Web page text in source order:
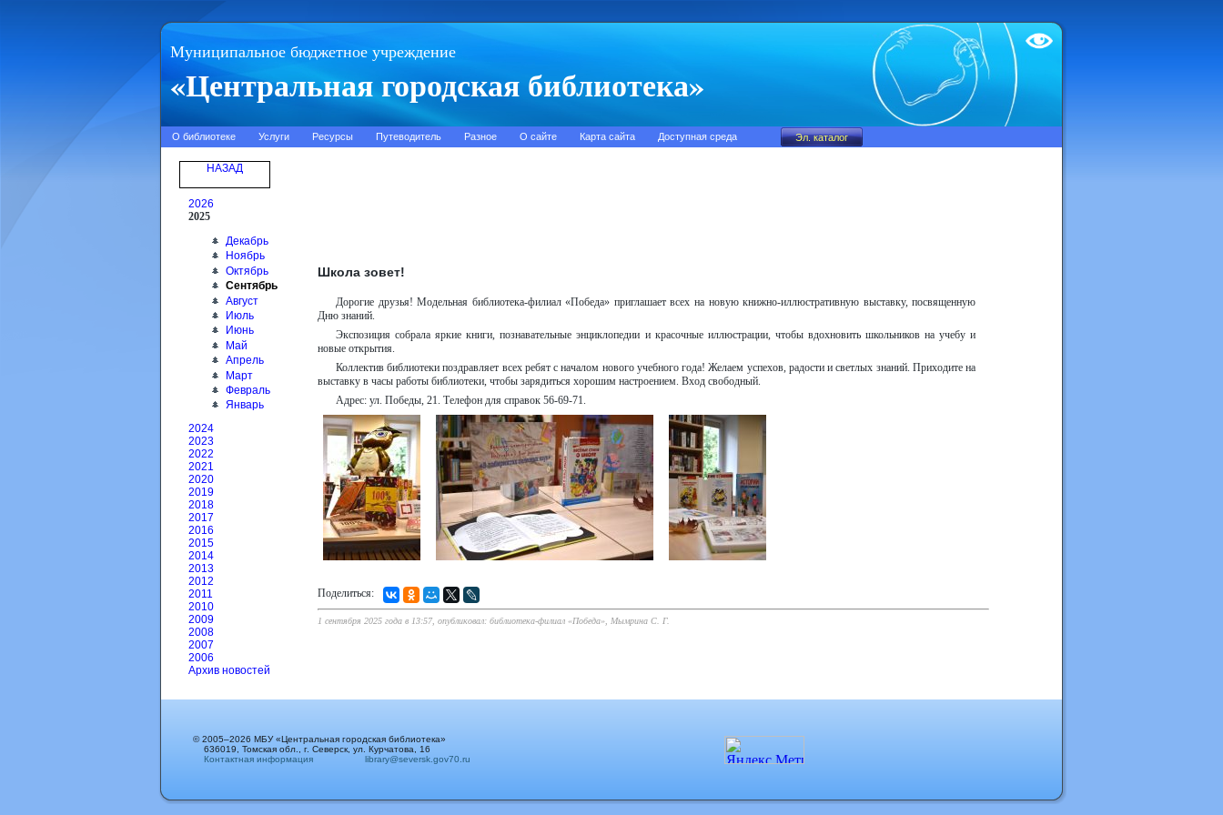
Муниципальное бюджетное учреждение
«Центральная городская библиотека»
Test
О библиотеке Услуги Ресурсы Путеводитель Разное О сайте Карта сайта Доступная среда
НАЗАД
2026
2025
Декабрь
Ноябрь
Октябрь
Сентябрь
Август
Июль
Июнь
Май
Апрель
Март
Февраль
Январь
2024
2023
2022
2021
2020
2019
2018
2017
2016
2015
2014
2013
2012
2011
2010
2009
2008
2007
2006
Архив новостей
Школа зовет!
Дорогие друзья! Модельная библиотека-филиал «Победа» приглашает всех на новую книжно-иллюстративную выставку, посвященную
Дню знаний.
Экспозиция собрала яркие книги, познавательные энциклопедии и красочные иллюстрации, чтобы вдохновить школьников на учебу и
новые открытия.
Коллектив библиотеки поздравляет всех ребят с началом нового учебного года! Желаем успехов, радости и светлых знаний. Приходите на
выставку в часы работы библиотеки, чтобы зарядиться хорошим настроением. Вход свободный.
Адрес: ул. Победы, 21. Телефон для справок 56-69-71.
Поделиться:
1 сентября 2025 года в 13:57, опубликовал: библиотека-филиал «Победа», Мымрина С. Г.
© 2005–2026 МБУ «Центральная городская библиотека»
636019, Томская обл., г. Северск, ул. Курчатова, 16
Контактная информация
library@seversk.gov70.ru